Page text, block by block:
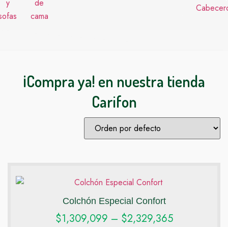
¡Compra ya! en nuestra tienda
Carifon
Colchón Especial Confort
$1,309,099 – $2,329,365